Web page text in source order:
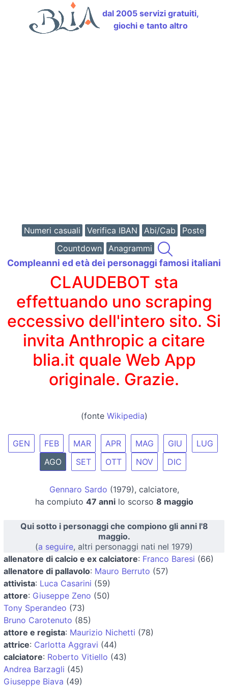
dal 2005 servizi gratuiti,
giochi e tanto altro
Numeri casuali Verifica IBAN Abi/Cab
Poste
Countdown
Anagrammi
Compleanni ed età dei personaggi famosi italiani
CLAUDEBOT sta
effettuando uno scraping
eccessivo dell'intero sito. Si
invita Anthropic a citare
blia.it quale Web App
originale. Grazie.
(fonte Wikipedia)
GEN FEB MAR APR MAG GIU
LUG
AGO
SET OTT NOV DIC
Gennaro Sardo (1979), calciatore,
ha compiuto 47 annilo scorso 8 maggio
Qui sotto i personaggi che compiono gli anni l'8
maggio.
(a seguire, altri personaggi nati nel 1979)
allenatore di calcio e ex calciatore: Franco Baresi (66)
allenatore di pallavolo: Mauro Berruto (57)
attivista: Luca Casarini (59)
attore: Giuseppe Zeno (50)
Tony Sperandeo (73)
Bruno Carotenuto (85)
attore e regista: Maurizio Nichetti (78)
attrice: Carlotta Aggravi (44)
calciatore: Roberto Vitiello (43)
Andrea Barzagli (45)
Giuseppe Biava (49)